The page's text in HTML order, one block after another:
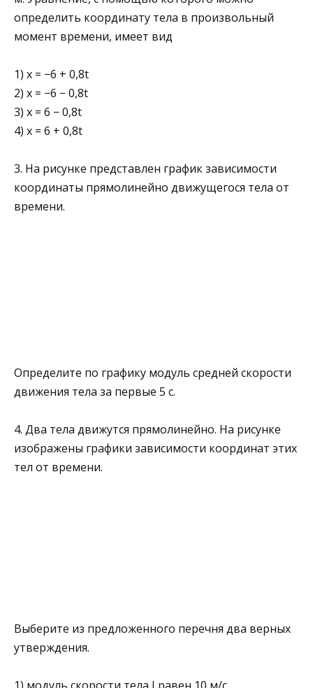
определить коор­динату тела в произвольный
момент времени, имеет вид
1) х = −6 + 0,8t
2) х = −6 − 0,8t
3) х = 6 − 0,8t
4) х = 6 + 0,8t
3. На рисунке представлен график зависимости
коор­динаты прямолинейно движущегося тела от
времени.
Определите по графику модуль средней скорости
движения тела за первые 5 с.
4. Два тела движутся прямолинейно. На рисунке
изо­бражены графики зависимости координат этих
тел от времени.
Выберите из предложенного перечня два верных
ут­верждения.